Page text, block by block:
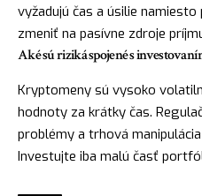
vyžadujú čas a úsilie
zmeniť na pasívne zdroje
Aké sú riziká spojené s
Kryptomeny sú vysoko
hodnoty za krátky čas.
problémy a trhová
Investujte iba malú časť